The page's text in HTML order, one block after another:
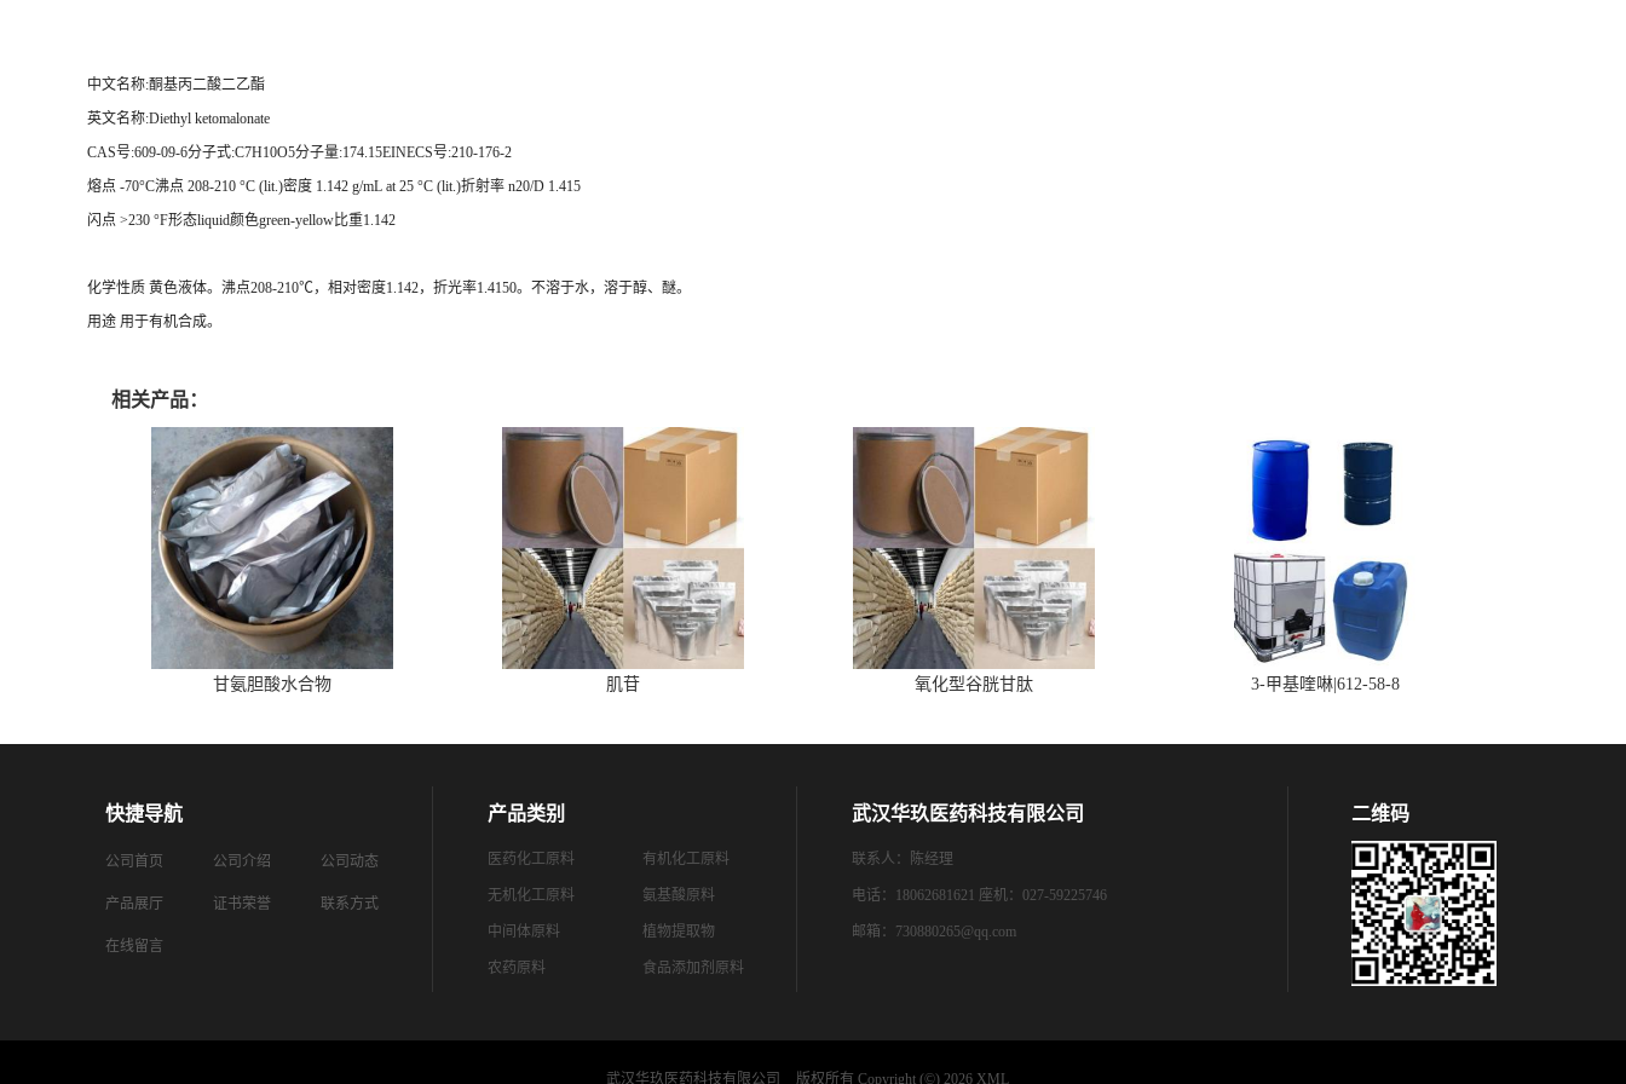
中文名称:酮基丙二酸二乙酯
英文名称:Diethyl ketomalonate
CAS号:609-09-6分子式:C7H10O5分子量:174.15EINECS号:210-176-2
熔点 -70°C沸点 208-210 °C (lit.)密度 1.142 g/mL at 25 °C (lit.)折射率 n20/D 1.415
闪点 >230 °F形态liquid颜色green-yellow比重1.142
化学性质 黄色液体。沸点208-210℃，相对密度1.142，折光率1.4150。不溶于水，溶于醇、醚。
用途 用于有机合成。
相关产品：
甘氨胆酸水合物 肌苷 氧化型谷胱甘肽 3-甲基喹啉|612-58-8
快捷导航
公司首页 公司介绍 公司动态
产品展厅 证书荣誉 联系方式
在线留言
产品类别
医药化工原料 有机化工原料
无机化工原料 氨基酸原料
中间体原料 植物提取物
农药原料 食品添加剂原料
武汉华玖医药科技有限公司
联系人：陈经理
电话：18062681621 座机：027-59225746
邮箱： 730880265@qq.com
二维码
武汉华玖医药科技有限公司 版权所有 Copyright (©) 2026 XML